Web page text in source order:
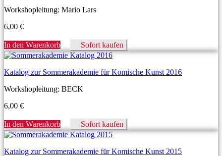
Workshopleitung: Mario Lars
6,00 €
In den Warenkorb Sofort kaufen
Katalog zur Sommerakademie für Komische Kunst 2016
Workshopleitung: BECK
6,00 €
In den Warenkorb Sofort kaufen
Katalog zur Sommerakademie für Komische Kunst 2015